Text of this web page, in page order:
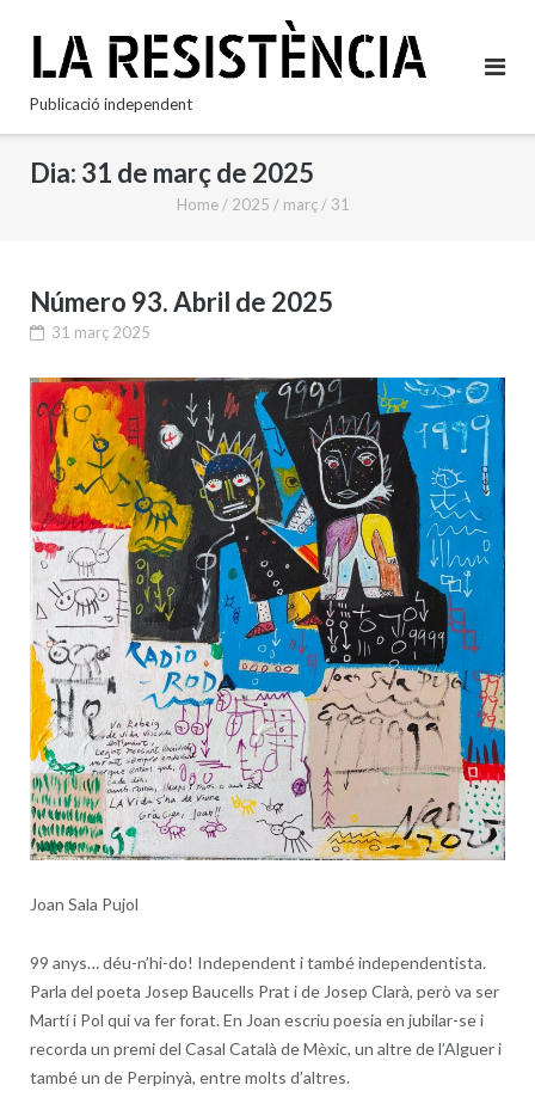
content
Publicació independent
Dia: 31 de març de 2025
Home / 2025 / març / 31
Número 93. Abril de 2025
31 març 2025
Joan Sala Pujol
99 anys… déu-n’hi-do! Independent i també independentista.
Parla del poeta Josep Baucells Prat i de Josep Clarà, però va ser
Martí i Pol qui va fer forat. En Joan escriu poesia en jubilar-se i
recorda un premi del Casal Català de Mèxic, un altre de l’Alguer i
també un de Perpinyà, entre molts d’altres.